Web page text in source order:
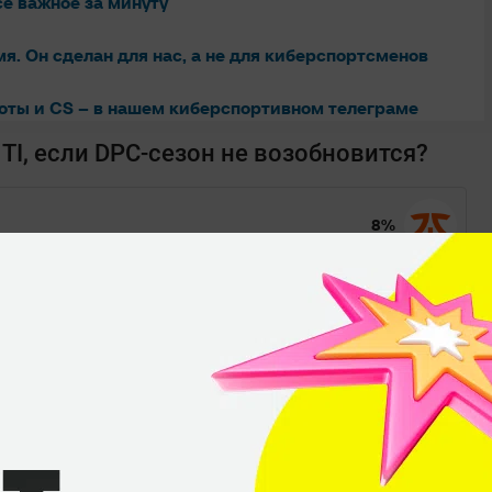
Он сделан для нас, а не для киберспортсменов
и CS – в нашем киберспортивном телеграме
если DPC-сезон не возобновится?
8%
21%
71%